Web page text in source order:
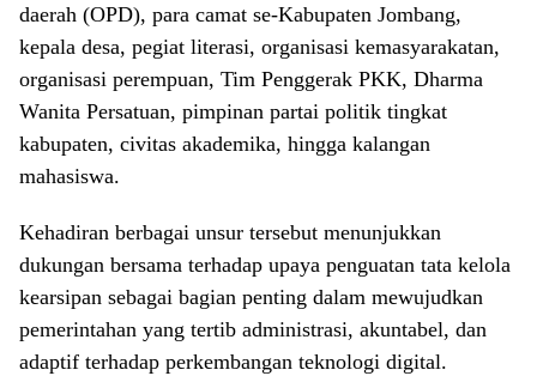
daerah (OPD), para camat se-Kabupaten Jombang,
kepala desa, pegiat literasi, organisasi kemasyarakatan,
organisasi perempuan, Tim Penggerak PKK, Dharma
Wanita Persatuan, pimpinan partai politik tingkat
kabupaten, civitas akademika, hingga kalangan
mahasiswa.
Kehadiran berbagai unsur tersebut menunjukkan
dukungan bersama terhadap upaya penguatan tata kelola
kearsipan sebagai bagian penting dalam mewujudkan
pemerintahan yang tertib administrasi, akuntabel, dan
adaptif terhadap perkembangan teknologi digital.